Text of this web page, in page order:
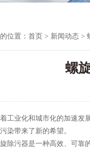
位置： 首页 > 新闻动态 >
螺
业化和城市化的加速发展
染带来了新的希望。
污器是一种高效、可靠的